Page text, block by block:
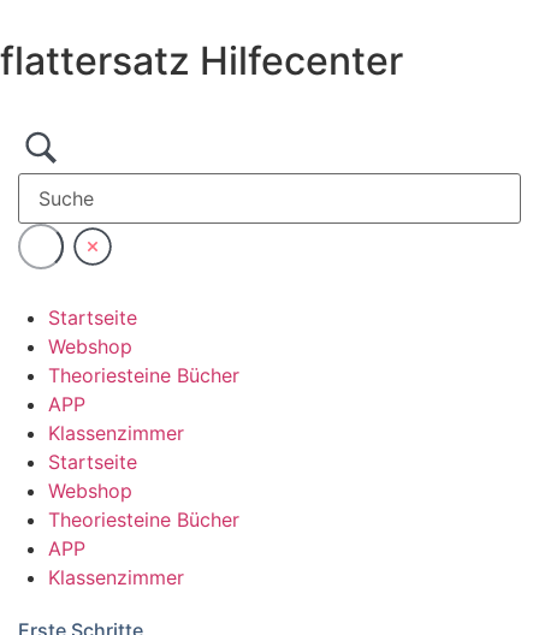
Inhalt
wechseln
flattersatz Hilfecenter
Startseite
Webshop
Theoriesteine Bücher
APP
Klassenzimmer
Startseite
Webshop
Theoriesteine Bücher
APP
Klassenzimmer
Erste Schritte